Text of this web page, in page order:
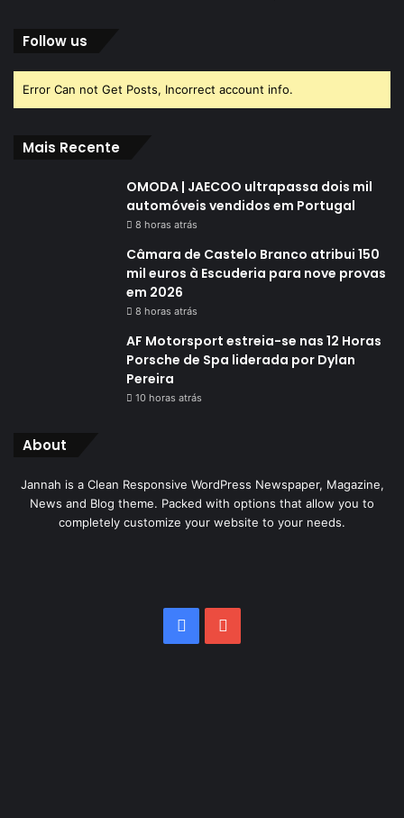
Follow us
Error Can not Get Posts, Incorrect account info.
Mais Recente
OMODA | JAECOO ultrapassa dois mil
automóveis vendidos em Portugal
8 horas atrás
Câmara de Castelo Branco atribui 150
mil euros à Escuderia para nove provas
em 2026
8 horas atrás
AF Motorsport estreia-se nas 12 Horas
Porsche de Spa liderada por Dylan
Pereira
10 horas atrás
About
Jannah is a Clean Responsive WordPress Newspaper, Magazine,
News and Blog theme. Packed with options that allow you to
completely customize your website to your needs.
Facebook